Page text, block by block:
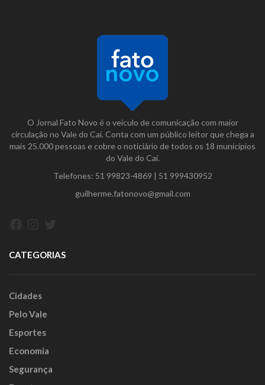
O Jornal Fato Novo é o veículo de comunicação com maior
circulação no Vale do Caí. Conta com um público leitor que chega a
mais 25.000 pessoas e cobre o noticiário de todos os 18 municípios
do Vale do Caí.
Telefones: 51 99823-4869 | 51 999430952
guilherme.fatonovo@gmail.com
CATEGORIAS
Cidades
Pelo Vale
Esportes
Economia
Segurança